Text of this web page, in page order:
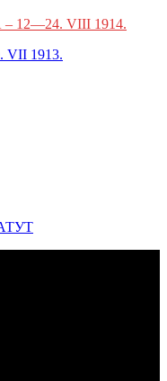
12—24. VIII 1914.
1913.